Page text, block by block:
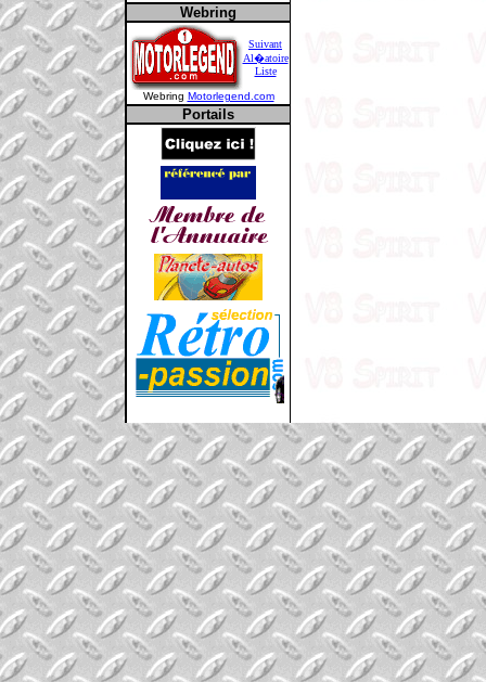
Webring
Suivant
Al�atoire
Liste
Webring Motorlegend.com
Portails